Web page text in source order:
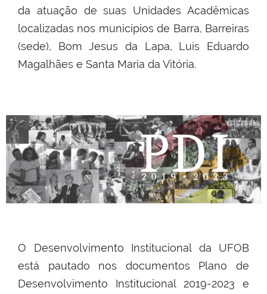
da atuação de suas Unidades Acadêmicas
localizadas nos municípios de Barra, Barreiras
(sede), Bom Jesus da Lapa, Luís Eduardo
Magalhães e Santa Maria da Vitória.
O Desenvolvimento Institucional da UFOB
está pautado nos documentos Plano de
Desenvolvimento Institucional 2019-2023 e